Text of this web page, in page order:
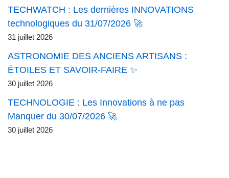
TECHWATCH : Les dernières INNOVATIONS
technologiques du 31/07/2026 🚀
31 juillet 2026
ASTRONOMIE DES ANCIENS ARTISANS :
ÉTOILES ET SAVOIR-FAIRE ✨
30 juillet 2026
TECHNOLOGIE : Les Innovations à ne pas
Manquer du 30/07/2026 🚀
30 juillet 2026